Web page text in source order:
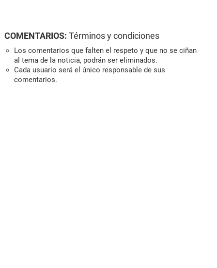
COMENTARIOS: Términos y condiciones
Los comentarios que falten el respeto y que no se ciñan
al tema de la noticia, podrán ser eliminados.
Cada usuario será el único responsable de sus
comentarios.